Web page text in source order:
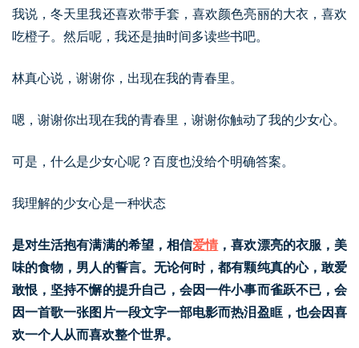
我说，冬天里我还喜欢带手套，喜欢颜色亮丽的大衣，喜欢
吃橙子。然后呢，我还是抽时间多读些书吧。
林真心说，谢谢你，出现在我的青春里。
嗯，谢谢你出现在我的青春里，谢谢你触动了我的少女心。
可是，什么是少女心呢？百度也没给个明确答案。
我理解的少女心是一种状态
是对生活抱有满满的希望，相信爱情 ，喜欢漂亮的衣服，美
味的食物，男人的誓言。无论何时，都有颗纯真的心，敢爱
敢恨，坚持不懈的提升自己，会因一件小事而雀跃不已，会
因一首歌一张图片一段文字一部电影而热泪盈眶，也会因喜
欢一个人从而喜欢整个世界。